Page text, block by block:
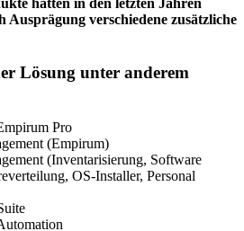
hatten in den letzten Jahren
Ausprägung verschiedene zusätzliche
Lösung unter anderem
Pro
(Empirum)
(Inventarisierung, Software
OS-Installer, Personal